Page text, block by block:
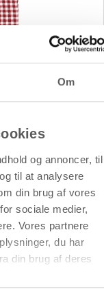
Om
og annoncer, til
til at analysere
din brug af vores
sociale medier,
Vores partnere
du har
din brug af deres